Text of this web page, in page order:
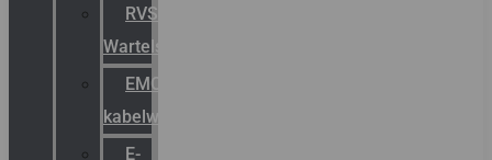
RVS
Wartels
EMC
kabelwartels
E-